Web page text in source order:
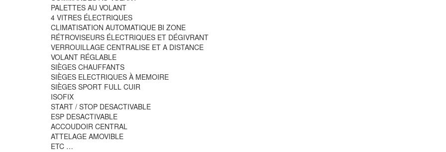
PALETTES AU VOLANT
4 VITRES ÉLECTRIQUES
CLIMATISATION AUTOMATIQUE BI ZONE
RÉTROVISEURS ÉLECTRIQUES ET DÉGIVRANT
VERROUILLAGE CENTRALISE ET A DISTANCE
VOLANT RÉGLABLE
SIÈGES CHAUFFANTS
SIÈGES ELECTRIQUES À MEMOIRE
SIÈGES SPORT FULL CUIR
ISOFIX
START / STOP DESACTIVABLE
ESP DESACTIVABLE
ACCOUDOIR CENTRAL
ATTELAGE AMOVIBLE
ETC …